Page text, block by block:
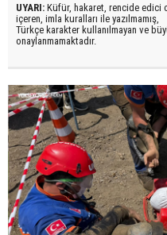
UYARI: Küfür, hakaret, rencide edici
içeren, imla kuralları ile yazılmamış,
Türkçe karakter kullanılmayan ve
onaylanmamaktadır.